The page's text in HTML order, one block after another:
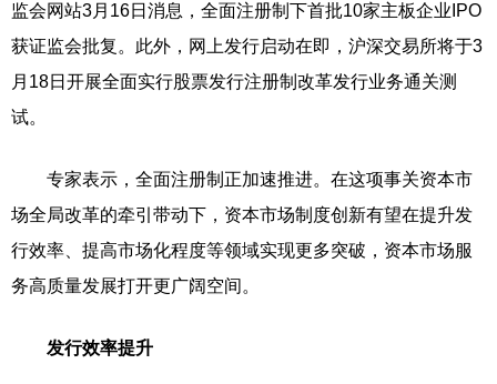
监会网站3月16日消息，全面注册制下首批10家主板企业IPO
获证监会批复。此外，网上发行启动在即，沪深交易所将于3
月18日开展全面实行股票发行注册制改革发行业务通关测
试。
专家表示，全面注册制正加速推进。在这项事关资本市
场全局改革的牵引带动下，资本市场制度创新有望在提升发
行效率、提高市场化程度等领域实现更多突破，资本市场服
务高质量发展打开更广阔空间。
发行效率提升